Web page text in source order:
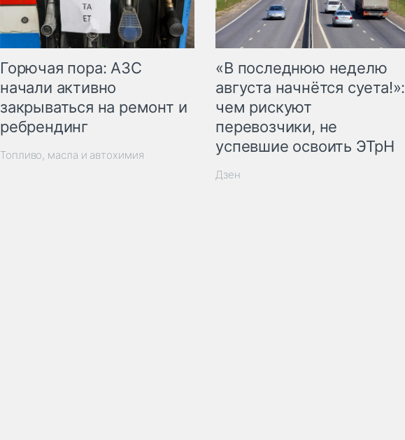
Горючая пора: АЗС
начали активно
закрываться на ремонт и
ребрендинг
Топливо, масла и автохимия
«В последнюю неделю
августа начнётся суета!»:
чем рискуют
перевозчики, не
успевшие освоить ЭТрН
Дзен